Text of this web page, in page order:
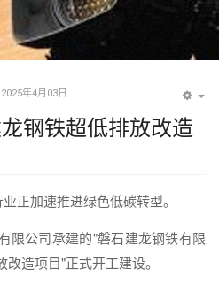
2025年4月03日
钢铁超低排放改造
正加速推进绿色低碳转型。
限公司承建的"磐石建龙钢铁有限
造项目"正式开工建设。